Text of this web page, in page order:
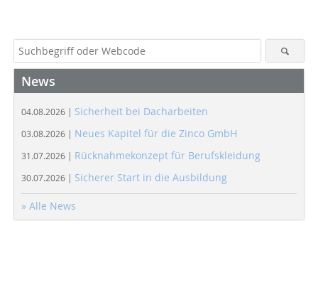
News
04.08.2026 | Sicherheit bei Dacharbeiten
03.08.2026 | Neues Kapitel für die Zinco GmbH
31.07.2026 | Rücknahmekonzept für Berufskleidung
30.07.2026 | Sicherer Start in die Ausbildung
» Alle News